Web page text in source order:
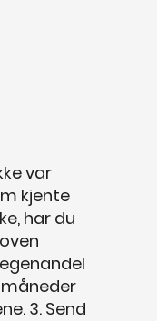
var
kjente
har du
måneder
3. Send